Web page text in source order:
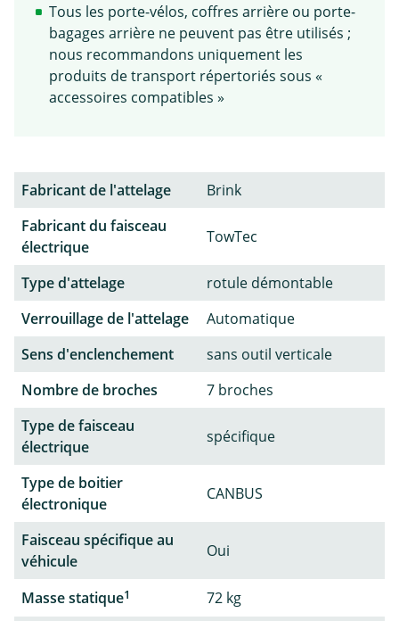
Tous les porte-vélos, coffres arrière ou porte-
bagages arrière ne peuvent pas être utilisés ;
nous recommandons uniquement les
produits de transport répertoriés sous «
accessoires compatibles »
Fabricant de l'attelage
Brink
Fabricant du faisceau
électrique
TowTec
Type d'attelage
rotule démontable
Verrouillage de l'attelage
Automatique
Sens d'enclenchement
sans outil verticale
Nombre de broches
7 broches
Type de faisceau
électrique
spécifique
Type de boitier
électronique
CANBUS
Faisceau spécifique au
véhicule
Oui
Masse statique1
72 kg